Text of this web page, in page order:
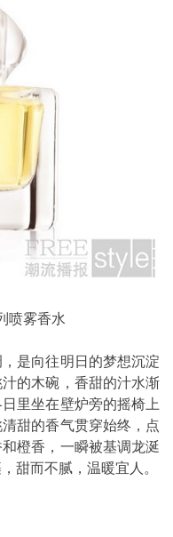
喷雾香水
是向往明日的梦想沉淀
的木碗，香甜的汁水渐
里坐在壁炉旁的摇椅上
甜的香气贯穿始终，点
橙香，一瞬被基调龙涎
甜而不腻，温暖宜人。